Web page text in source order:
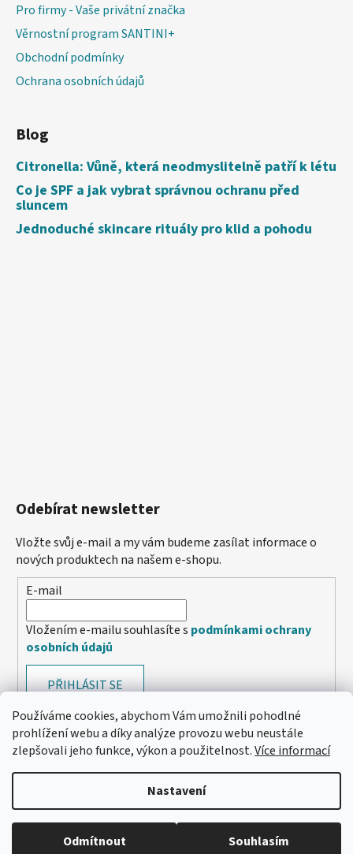
Používáme cookies, abychom Vám umožnili pohodlné
prohlížení webu a díky analýze provozu webu neustále
zlepšovali jeho funkce, výkon a použitelnost.Více informací
Nastavení
Odmítnout Souhlasím
🔴 Parfémy a vůně -20 %
Pro firmy - Vaše privátní značka
Věrnostní program SANTINI+
Obchodní podmínky
Ochrana osobních údajů
Blog
Citronella: Vůně, která neodmyslitelně patří k létu
Co je SPF a jak vybrat správnou ochranu před
sluncem
Jednoduché skincare rituály pro klid a pohodu
Odebírat newsletter
Vložte svůj e-mail a my vám budeme zasílat informace o
nových produktech na našem e-shopu.
E-mail
Vložením e-mailu souhlasíte s podmínkami ochrany
osobních údajů
PŘIHLÁSIT SE
Vytvořil Shoptet